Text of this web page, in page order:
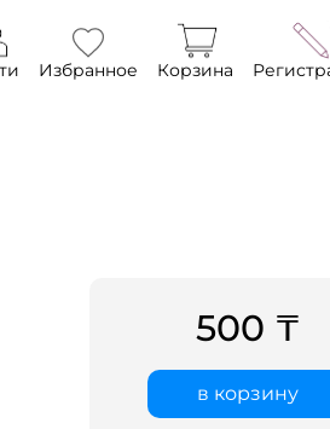
Избранное Корзина
500 ₸
в корзину